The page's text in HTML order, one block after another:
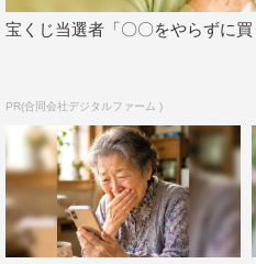
まって、客はみんな本音を語
矢神家の執事・君津光や、中
手・蔭山元美、堀田真由演
さらに福田麻貴（3時のヒロ
属看護師・永峰杏梨らが本編
側を暴露していく。
宝くじ当選者「〇〇をやらずに買
PR(合同会社デジタルファーム )